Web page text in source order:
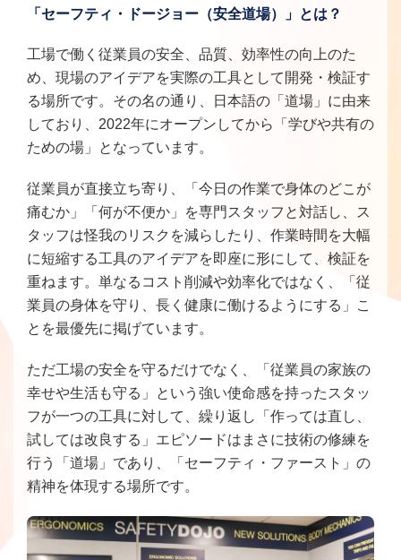
「セーフティ・ドージョー（安全道場）」とは？
工場で働く従業員の安全、品質、効率性の向上のた
め、現場のアイデアを実際の工具として開発・検証す
る場所です。その名の通り、日本語の「道場」に由来
しており、2022年にオープンしてから「学びや共有の
ための場」となっています。
従業員が直接立ち寄り、「今日の作業で身体のどこが
痛むか」「何が不便か」を専門スタッフと対話し、ス
タッフは怪我のリスクを減らしたり、作業時間を大幅
に短縮する工具のアイデアを即座に形にして、検証を
重ねます。単なるコスト削減や効率化ではなく、「従
業員の身体を守り、長く健康に働けるようにする」こ
とを最優先に掲げています。
ただ工場の安全を守るだけでなく、「従業員の家族の
幸せや生活も守る」という強い使命感を持ったスタッ
フが一つの工具に対して、繰り返し「作っては直し、
試しては改良する」エピソードはまさに技術の修練を
行う「道場」であり、「セーフティ・ファースト」の
精神を体現する場所です。